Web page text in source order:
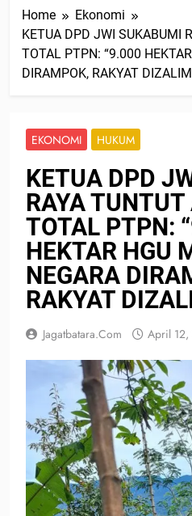
Home
Ekonomi
KETUA DPD JWI SUKABUMI
TOTAL PTPN: “9.000
DIRAMPOK, RAKYAT
EKONOMI HUKUM
KETUA DPD
RAYA
TOTAL PTPN:
HEKTAR HGU
NEGARA
RAKYAT
Jagatbatara.com April